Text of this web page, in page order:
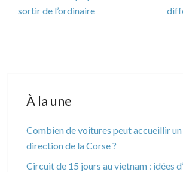
sortir de l’ordinaire
À la une
Combien de voitures peut accueillir
direction de la Corse ?
Circuit de 15 jours au vietnam : idées